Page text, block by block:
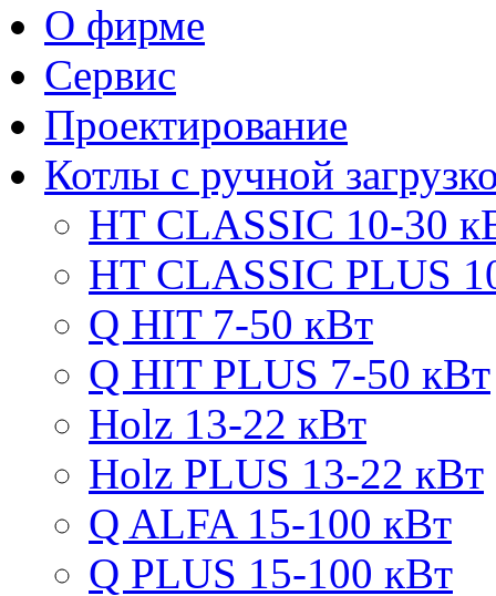
О фирме
Сервис
Проектирование
Котлы с ручной
HT CLASSIC 10-30
HT CLASSIC PLUS
Q HIT 7-50 кВт
Q HIT PLUS 7-50 кВт
Holz 13-22 кВт
Holz PLUS 13-22 кВт
Q ALFA 15-100 кВт
Q PLUS 15-100 кВт